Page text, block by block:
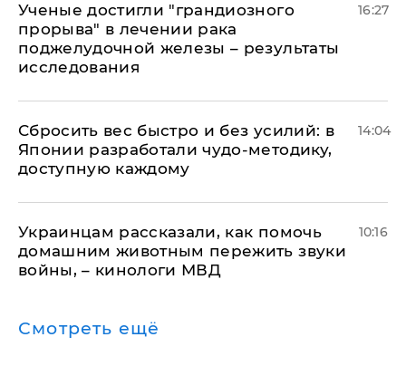
Ученые достигли "грандиозного
прорыва" в лечении рака
поджелудочной железы – результаты
исследования
16:27
Сбросить вес быстро и без усилий: в
Японии разработали чудо-методику,
доступную каждому
14:04
Украинцам рассказали, как помочь
домашним животным пережить звуки
войны, – кинологи МВД
10:16
Смотреть ещё